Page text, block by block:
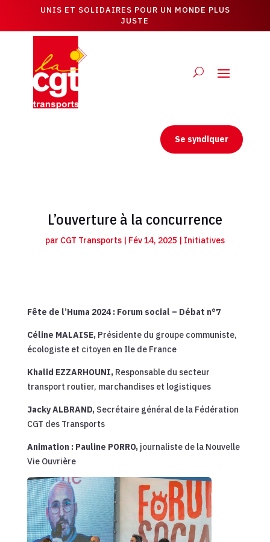
UNIS ET SOLIDAIRES POUR UN MONDE PLUS
JUSTE
Se syndiquer
L’ouverture à la concurrence
par CGT Transports| Fév 14, 2025 | Initiatives
Fête de l’Huma 2024 : Forum social – Débat n°7
Céline MALAISE, Présidente du groupe communiste,
écologiste et citoyen en Ile de France
Khalid EZZARHOUNI, Responsable du secteur
transport routier, marchandises et logistiques
Jacky ALBRAND, Secrétaire général de la Fédération
CGT des Transports
Animation : Pauline PORRO, journaliste de la Nouvelle
Vie Ouvrière